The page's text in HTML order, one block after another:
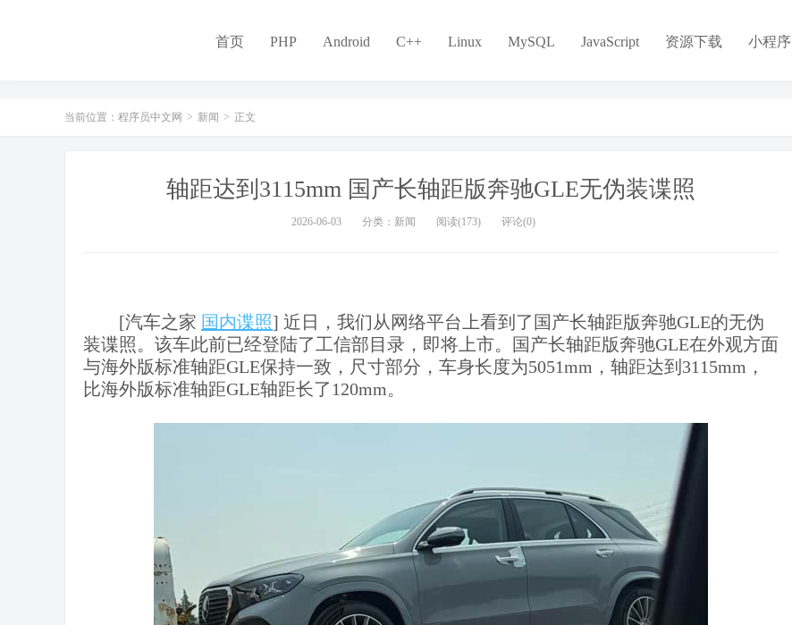
首页 PHP Android C++ Linux MySQL JavaScript 资源下载 小程序
当前位置： 程序员中文网 > 新闻 > 正文
轴距达到3115mm 国产长轴距版奔驰GLE无伪装谍照
2026-06-03 分类：新闻 阅读(173) 评论(0)
[汽车之家 国内谍照] 近日，我们从网络平台上看到了国产长轴距版奔驰GLE的无伪
装谍照。该车此前已经登陆了工信部目录，即将上市。国产长轴距版奔驰GLE在外观方面
与海外版标准轴距GLE保持一致，尺寸部分，车身长度为5051mm，轴距达到3115mm，
比海外版标准轴距GLE轴距长了120mm。